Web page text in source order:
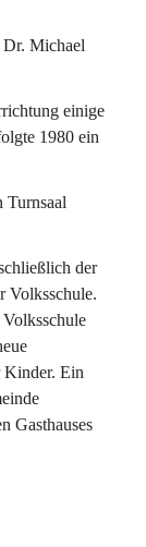
Dr. Michael
einige
1980 ein
der
Volksschule.
Kinder. Ein
Gasthauses